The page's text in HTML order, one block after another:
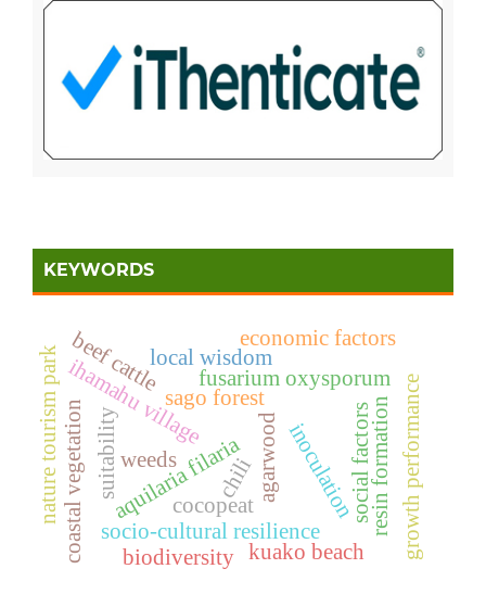
KEYWORDS
aquilaria filaria agarwood
fusarium oxysporum
inoculationresin formation
sago forest
local wisdom
ihamahu village
socio-cultural resilience
suitability
kuako beach
coastal vegetation biodiversity
nature tourism park growth performance
cocopeat
chili
beef cattle economic factors
social factors
weeds